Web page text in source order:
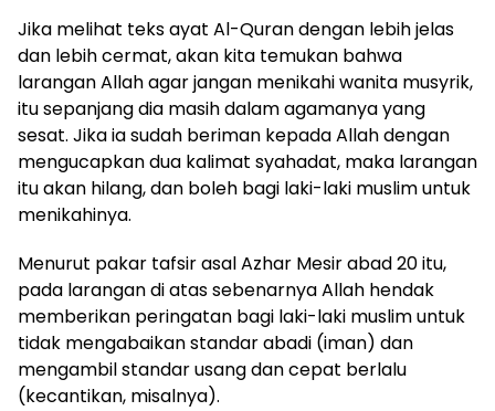
Jika melihat teks ayat Al-Quran dengan lebih jelas
dan lebih cermat, akan kita temukan bahwa
larangan Allah agar jangan menikahi wanita musyrik,
itu sepanjang dia masih dalam agamanya yang
sesat. Jika ia sudah beriman kepada Allah dengan
mengucapkan dua kalimat syahadat, maka larangan
itu akan hilang, dan boleh bagi laki-laki muslim untuk
menikahinya.
Menurut pakar tafsir asal Azhar Mesir abad 20 itu,
pada larangan di atas sebenarnya Allah hendak
memberikan peringatan bagi laki-laki muslim untuk
tidak mengabaikan standar abadi (iman) dan
mengambil standar usang dan cepat berlalu
(kecantikan, misalnya).